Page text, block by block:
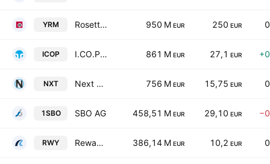
YRM Rosetti Marino S.p.A. 950 M EUR 250 EUR
ICOP I.CO.P. S.p.A. 861 M EUR 27,1 EUR
NXT Next Geosolutions Europe SpA 756 M EUR 15,75 EUR
1SBO SBO AG 458,51 M EUR 29,10 EUR
RWY Reway Group SpA 386,14 M EUR 10,2 EUR